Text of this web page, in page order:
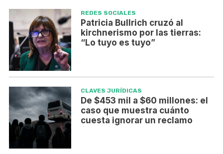
REDES SOCIALES
Patricia Bullrich cruzó al
kirchnerismo por las tierras:
“Lo tuyo es tuyo”
CLAVES JURÍDICAS
De $453 mil a $60 millones: el
caso que muestra cuánto
cuesta ignorar un reclamo